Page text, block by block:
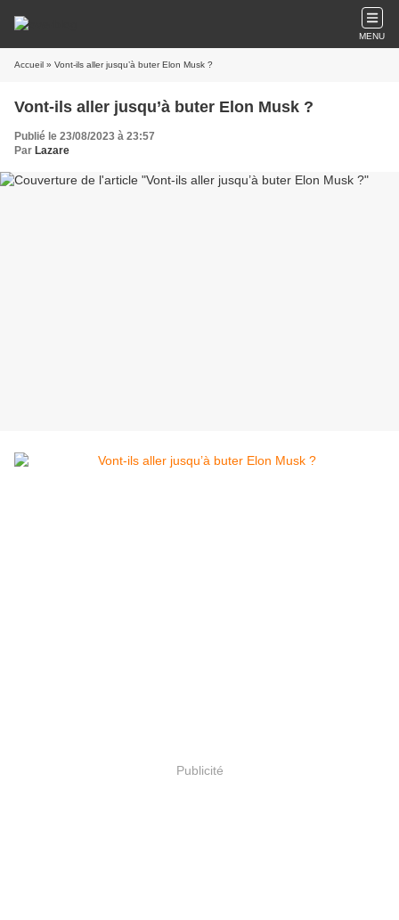
MENU
Accueil » Vont-ils aller jusqu’à buter Elon Musk ?
Vont-ils aller jusqu’à buter Elon Musk ?
Publié le 23/08/2023 à 23:57
Par Lazare
Publicité